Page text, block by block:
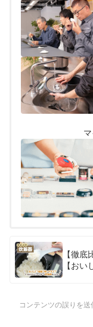
【徹
【お
コンテンツの誤りを送